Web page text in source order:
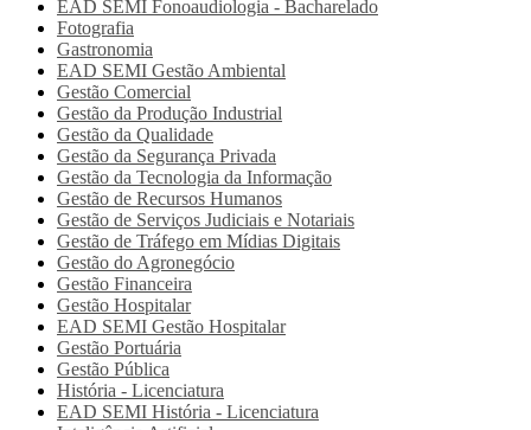
EAD SEMI Fonoaudiologia - Bacharelado
Fotografia
Gastronomia
EAD SEMI Gestão Ambiental
Gestão Comercial
Gestão da Produção Industrial
Gestão da Qualidade
Gestão da Segurança Privada
Gestão da Tecnologia da Informação
Gestão de Recursos Humanos
Gestão de Serviços Judiciais e Notariais
Gestão de Tráfego em Mídias Digitais
Gestão do Agronegócio
Gestão Financeira
Gestão Hospitalar
EAD SEMI Gestão Hospitalar
Gestão Portuária
Gestão Pública
História - Licenciatura
EAD SEMI História - Licenciatura